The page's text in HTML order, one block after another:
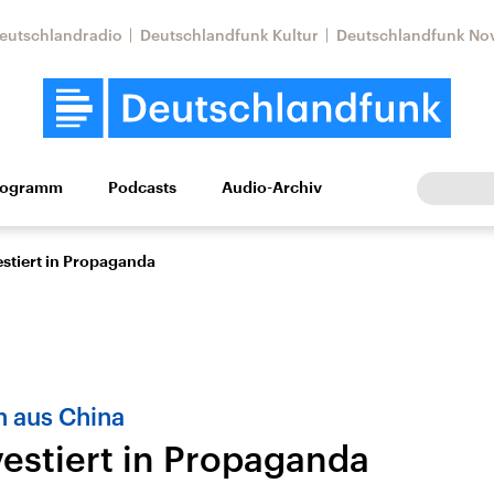
Deutschlandfunk Kultur Deutschlandfunk
Wissen Kultur Europa
Nahostkonflikt
Aktuelle Lage und
Iran
Podcasts Audio-Archiv
in Propaganda
aus China
in Propaganda